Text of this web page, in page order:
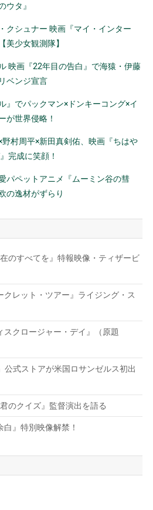
ウタ』
クシュナー 映画『マイ・インター
美少女観測隊】
映画『22年目の告白』で海猿・伊藤
ベンジ宣言
』でパックマン×ドンキーコング×イ
が世界侵略！
野村周平×新田真剣佑、映画『ちはや
完成に笑顔！
パペットアニメ『ムーミン谷の彗
の逸材がずらり
のすべてを』特報映像・ティザービ
クレット・ツアー』ライジング・ス
スクロージャー・デイ』（原題
公式ストアが米国ロサンゼルス初出
のクイズ』監督演出を語る
』特別映像解禁！